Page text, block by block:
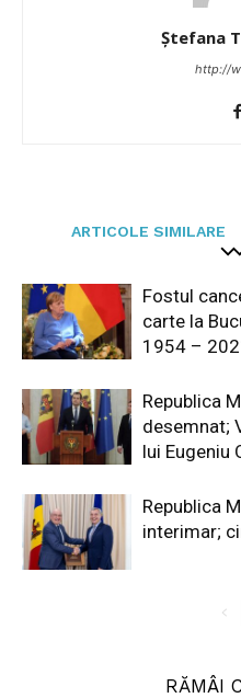
Ștefana
http://
ARTICOLE SIMILARE
Fostul
carte la
1954 –
Republica
desemnat;
lui Eugeniu
Republica
interimar;
RĂMÂI